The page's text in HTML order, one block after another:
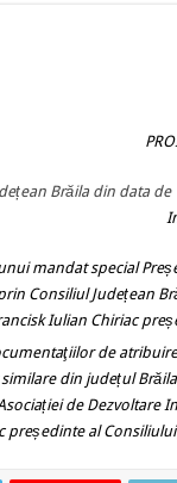
Brăila din data de
mandat special
Consiliul Județean
Iulian Chiriac
de
din județul
de Dezvoltare
al